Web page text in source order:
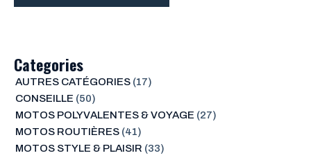
Categories
AUTRES CATÉGORIES(17)
CONSEILLE (50)
MOTOS POLYVALENTES & VOYAGE (27)
MOTOS ROUTIÈRES(41)
MOTOS STYLE & PLAISIR (33)